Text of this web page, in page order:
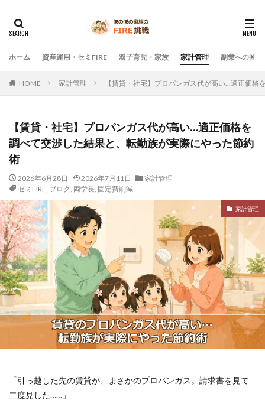
ホーム 資産運用・セミFIRE 双子育児・家族 家計管理 副業への挑戦
HOME 家計管理 【賃貸・社宅】プロパンガス代が高い…適正価
【賃貸・社宅】プロパンガス代が高い…適正価格を
調べて交渉した結果と、転勤族が実際にやった節約
術
2026年6月28日 2026年7月11日
家計管理
セミFIRE, ブログ, 両学長, 固定費削減
家計管理
「引っ越した先の賃貸が、まさかのプロパンガス。請求書を見て
二度見した……」